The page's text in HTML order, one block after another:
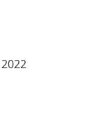
2022